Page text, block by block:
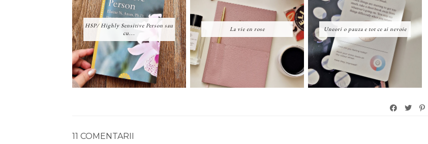
HSP/ Highly Sensitive Person sau
cu...
La vie en rose Uneori o pauza e tot ce ai nevoie
11 COMENTARII